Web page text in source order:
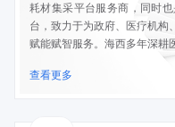
耗材集采平台服务商，同时
台，致力于为政府、医疗机构
赋能赋智服务。海西多年深耕
在全国率先实现药品和医用
体化；与地方政府深入合作，
查看更多